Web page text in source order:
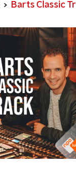
Barts Classic